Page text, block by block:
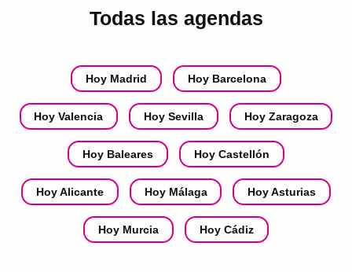
Todas las agendas
Hoy Madrid Hoy Barcelona
Hoy Valencia Hoy Sevilla Hoy Zaragoza
Hoy Baleares Hoy Castellón
Hoy Alicante Hoy Málaga Hoy Asturias
Hoy Murcia Hoy Cádiz